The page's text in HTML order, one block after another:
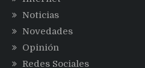
Noticias
Novedades
Opinión
Redes Sociales